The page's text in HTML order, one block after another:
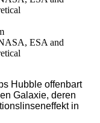
ESA and
Hubble offenbart
Galaxie, deren
in